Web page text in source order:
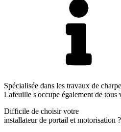
Spécialisée dans les travaux de
Lafeuille s'occupe également de tous
Difficile de choisir votre
installateur de portail et motorisation ?